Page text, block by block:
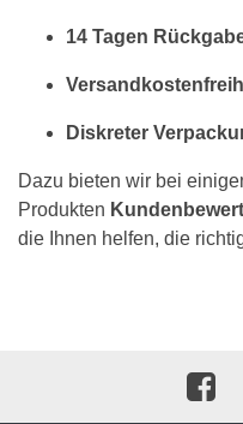
14 Tagen
Diskreter
Dazu bieten wir bei
Produkten
die Ihnen helfen, die